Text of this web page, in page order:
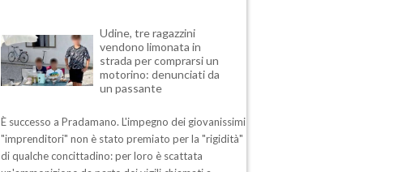
Udine, tre ragazzini
vendono limonata in
strada per comprarsi un
motorino: denunciati da
un passante
È successo a Pradamano. L'impegno dei giovanissimi
"imprenditori" non è stato premiato per la "rigidità"
di qualche concittadino: per loro è scattata